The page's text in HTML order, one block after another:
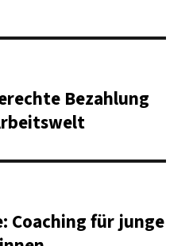
Bezahlung
Coaching für junge